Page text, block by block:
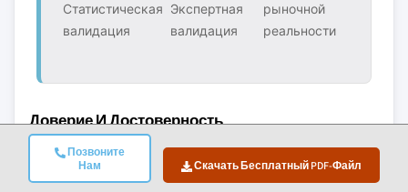
Позвоните
Нам
Скачать Бесплатный PDF-Файл
Статистическая
валидация
Экспертная
валидация
рыночной
реальности
Доверие И Достоверность
10+ A+